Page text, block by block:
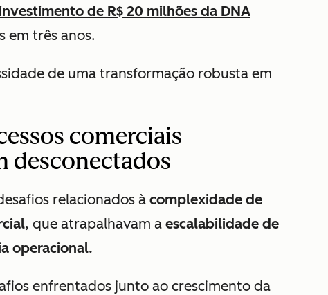
de R$ 20 milhões da DNA
em três anos.
de uma transformação robusta em
comerciais
desconectados
relacionados à complexidade de
, que atrapalhavam a escalabilidade de
operacional.
enfrentados junto ao crescimento da